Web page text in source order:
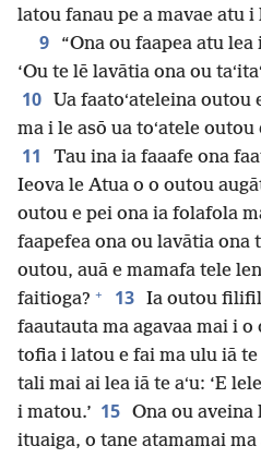
latou fanau pe a mavae atu i
9
“Ona ou faapea atu
‘Ou te lē lavātia ona ou
10
Ua faatoʻateleina
ma i le asō ua toʻatele
11 Tau ina ia faaafe ona
Ieova le Atua o o outou
outou e pei ona ia folafola
faapefea ona ou lavātia ona
outou, auā e mamafa tele
faitioga? + 13 Ia outou
faautauta ma agavaa mai i
tofia i latou e fai ma ulu iā te
tali mai ai lea iā te aʻu: ‘E
i matou.’ 15 Ona ou aveina
ituaiga, o tane atamamai